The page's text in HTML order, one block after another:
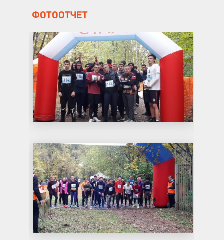
ФОТООТЧЕТ